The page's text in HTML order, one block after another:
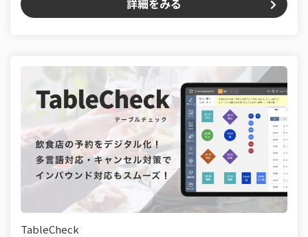
詳細をみる
TableCheck